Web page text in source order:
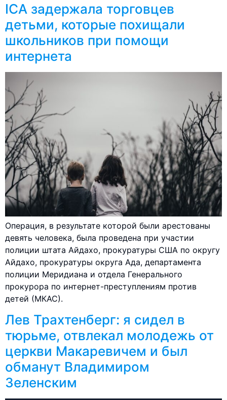
ICA задержала торговцев
детьми, которые похищали
школьников при помощи
интернета
Операция, в результате которой были арестованы
девять человека, была проведена при участии
полиции штата Айдахо, прокуратуры США по округу
Айдахо, прокуратуры округа Ада, департамента
полиции Меридиана и отдела Генерального
прокурора по интернет-преступлениям против
детей (МКАС).
Лев Трахтенберг: я сидел в
тюрьме, отвлекал молодежь от
церкви Макаревичем и был
обманут Владимиром
Зеленским